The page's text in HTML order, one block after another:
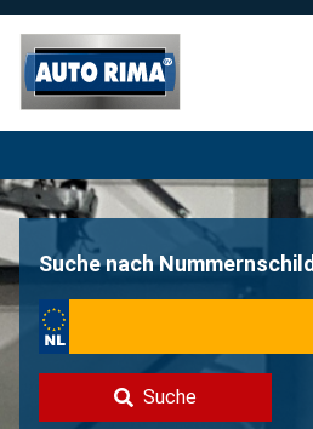
Suche nach Nummernschild
Suche